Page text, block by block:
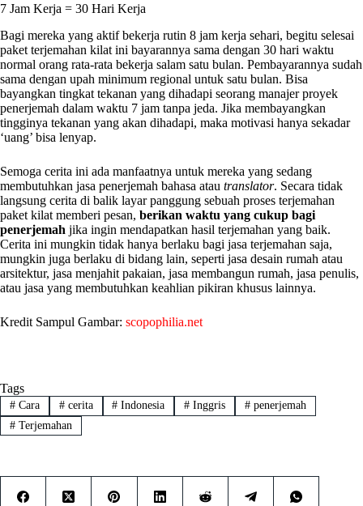
7 Jam Kerja = 30 Hari Kerja
Bagi mereka yang aktif bekerja rutin 8 jam kerja sehari, begitu selesai
paket terjemahan kilat ini bayarannya sama dengan 30 hari waktu
normal orang rata-rata bekerja salam satu bulan. Pembayarannya sudah
sama dengan upah minimum regional untuk satu bulan. Bisa
bayangkan tingkat tekanan yang dihadapi seorang manajer proyek
penerjemah dalam waktu 7 jam tanpa jeda. Jika membayangkan
tingginya tekanan yang akan dihadapi, maka motivasi hanya sekadar
‘uang’ bisa lenyap.
Semoga cerita ini ada manfaatnya untuk mereka yang sedang
membutuhkan jasa penerjemah bahasa atau translator. Secara tidak
langsung cerita di balik layar panggung sebuah proses terjemahan
paket kilat memberi pesan, berikan waktu yang cukup bagi
penerjemah jika ingin mendapatkan hasil terjemahan yang baik.
Cerita ini mungkin tidak hanya berlaku bagi jasa terjemahan saja,
mungkin juga berlaku di bidang lain, seperti jasa desain rumah atau
arsitektur, jasa menjahit pakaian, jasa membangun rumah, jasa penulis,
atau jasa yang membutuhkan keahlian pikiran khusus lainnya.
Kredit Sampul Gambar: scopophilia.net
Tags
#Cara #cerita # Indonesia # Inggris # penerjemah
#Terjemahan